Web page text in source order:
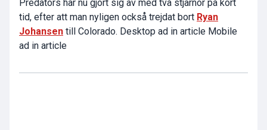
Predators har nu gjort sig av med två stjärnor på kort
tid, efter att man nyligen också trejdat bort Ryan
Johansen till Colorado. Desktop ad in article Mobile
ad in article